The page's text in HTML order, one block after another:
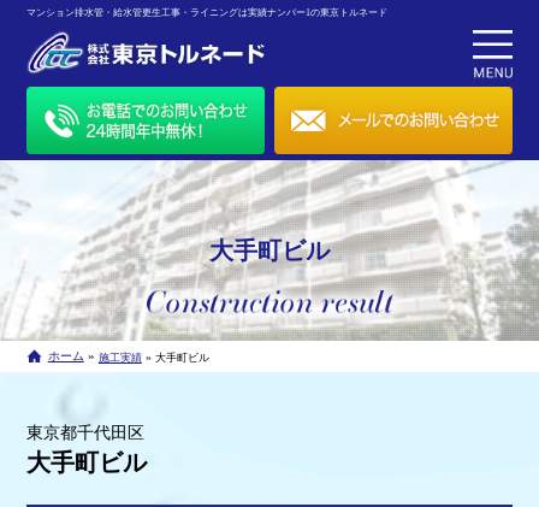
マンション排水管・給水管更生工事・ライニングは実績ナンバー1の東京トルネード
大手町ビル
ホーム » 施工実績» 大手町ビル
東京都千代田区
大手町ビル